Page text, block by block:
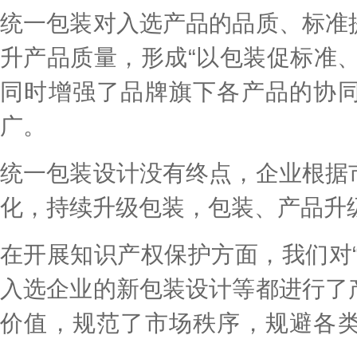
统一包装对入选产品的品质、标
升产品质量，形成“以包装促标准
同时增强了品牌旗下各产品的协
广。
统一包装设计没有终点，企业根
化，持续升级包装，包装、产品升
在开展知识产权保护方面，我们
入选企业的新包装设计等都进行
价值，规范了市场秩序，规避各